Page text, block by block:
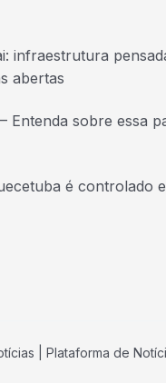
infraestrutura
abertas
Entenda sobre essa
é controlado
| Plataforma de